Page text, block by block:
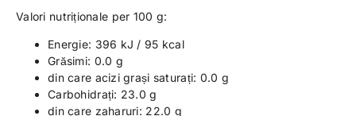
Valori nutriționale per 100 g:
Energie: 396 kJ / 95 kcal
Grăsimi: 0.0 g
din care acizi grași saturați: 0.0 g
Carbohidrați: 23.0 g
din care zaharuri: 22.0 g